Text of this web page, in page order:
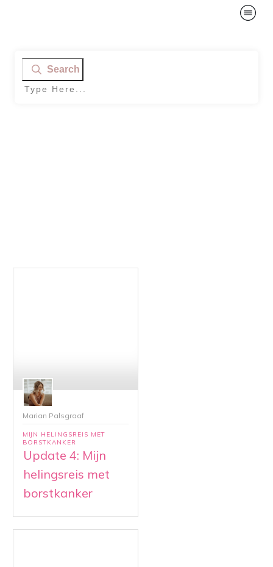
Search
Marian Palsgraaf
MIJN HELINGSREIS MET
BORSTKANKER
Update 4: Mijn
helingsreis met
borstkanker